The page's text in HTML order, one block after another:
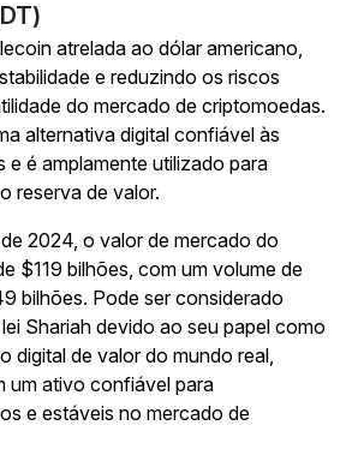
atrelada ao dólar americano,
e reduzindo os riscos
do mercado de criptomoedas.
alternativa digital confiável às
e é amplamente utilizado para
reserva de valor.
2024, o valor de mercado do
$119 bilhões, com um volume de
bilhões. Pode ser considerado
Shariah devido ao seu papel como
digital de valor do mundo real,
um ativo confiável para
e estáveis no mercado de